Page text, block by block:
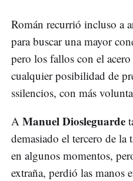
Román recurrió incluso a
para buscar una mayor
pero los fallos con el
cualquier posibilidad de
ssilencios, con más
A Manuel Diosleguarde
demasiado el tercero de
en algunos momentos,
extraña, perdió las manos